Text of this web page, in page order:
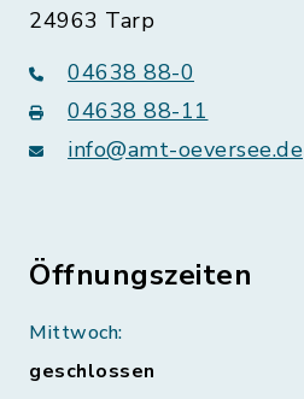
24963 Tarp
04638 88-0
04638 88-11
info@amt-oeversee.de
Öffnungszeiten
Mittwoch:
geschlossen